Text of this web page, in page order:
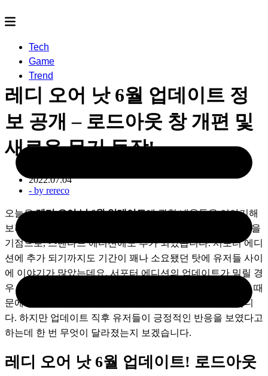
Tech
Game
Trend
레디 오어 낫 6월 업데이트 정
보 공개 – 로드아웃 창 개편 및
새로운 무기 등장!
2022.07.04
- by rereco
오늘은 레디 오어 낫 6월 업데이트에 관한 내용들을 이야기해
보려 합니다. 서포터 에디션에 추가 되었던 것들이 6월 29일을
기점으로, 스탠다드 에디션에도 추가 되었습니다. 서포터 에디
션에 추가 되기까지도 기간이 꽤나 소요됐던 탓에 유저들 사이
에 이야기가 많았는데요. 서포터 에디션의 업데이트가 밀릴 경
우 스탠다드 에디션도 자연스럽게 밀리는 것이 되는 것이기 때
문에 이 부분에 있어서 불만이 다소 있었던 것으로 파악됩니
다. 하지만 업데이트 직후 유저들이 긍정적인 반응을 보였다고
하는데 한 번 무엇이 달라졌는지 보겠습니다.
레디 오어 낫 6월 업데이트! 로드아웃